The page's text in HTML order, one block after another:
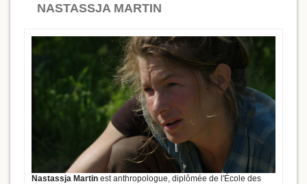
NASTASSJA MARTIN
Nastassja Martin est anthropologue, diplômée de l'École des